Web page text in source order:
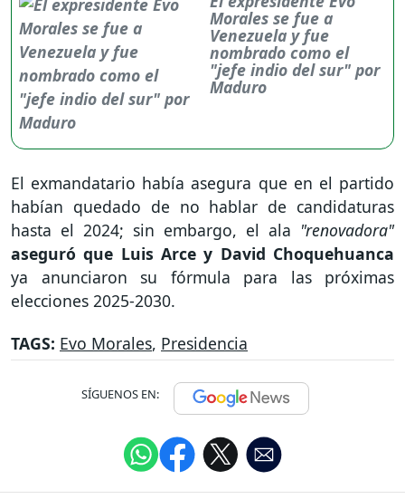
Morales se fue a
Venezuela y fue
nombrado como el
"jefe indio del sur" por
Maduro
El exmandatario había asegura que en el partido
habían quedado de no hablar de candidaturas
hasta el 2024; sin embargo, el ala "renovadora"
aseguró que Luis Arce y David Choquehuanca
ya anunciaron su fórmula para las próximas
elecciones 2025-2030.
TAGS: Evo Morales, Presidencia
SÍGUENOS EN: